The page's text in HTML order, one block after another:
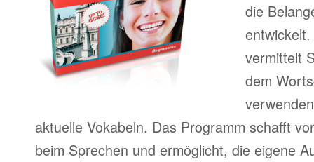
die
vermittelt
dem
aktuelle Vokabeln. Das Programm schafft
beim Sprechen und ermöglicht, die eigene